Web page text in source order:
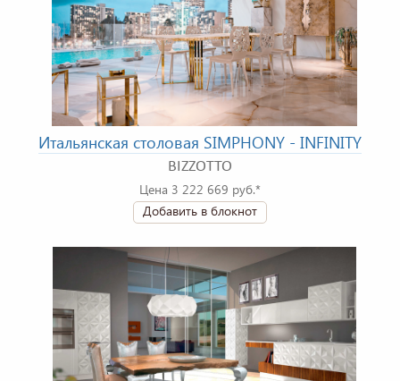
Итальянская столовая SIMPHONY - INFINITY
BIZZOTTO
Цена 3 222 669 руб.*
Добавить в блокнот